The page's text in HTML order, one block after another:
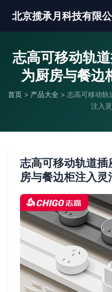
北京揽承月科技有限
志高可移动轨
为厨房与餐边
首页 > 产品大全 > 志高可移动轨
注入
志高可移动轨道
房与餐边柜注入灵